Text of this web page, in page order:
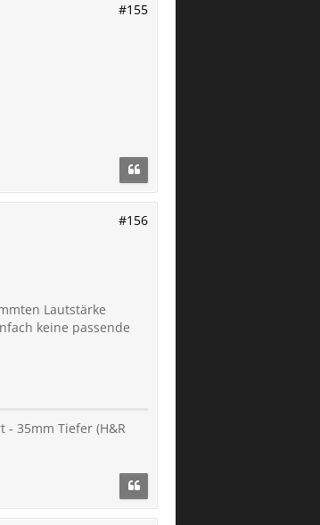
#155
#156
Lautstärke
keine passende
- 35mm Tiefer (H&R